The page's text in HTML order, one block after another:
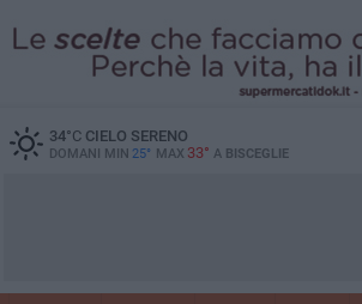
34°CCIELO SERENO
DOMANI MIN 25° MAX 33° A BISCEGLIE